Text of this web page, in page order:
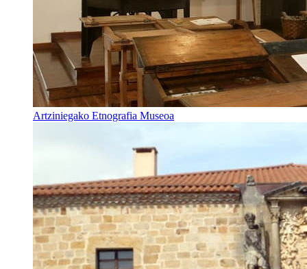
Artziniegako Etnografia Museoa